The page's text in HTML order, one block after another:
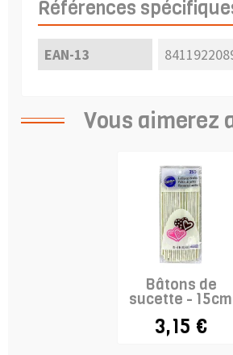
Références
EAN-13
Vous aimerez
Bâtons de
sucette - 15cm
3,15 €